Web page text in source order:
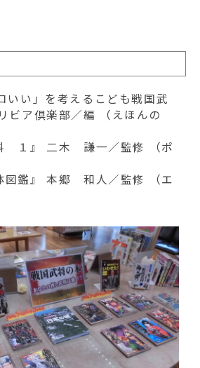
いい」を考えるこども戦国武
ビア倶楽部／編 （えほんの
１』 二木 謙一／監修 （ポ
図鑑』 本郷 和人／監修 （エ